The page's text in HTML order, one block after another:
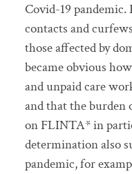
Covid-19
contacts and
those affected by
became obvious
and unpaid care
and that the burden
on FLINTA* in
determination also
pandemic, for